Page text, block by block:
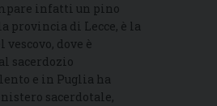
infatti un pino
provincia di Lecce, è la
dove è
sacerdozio
e in Puglia ha
sacerdotale,